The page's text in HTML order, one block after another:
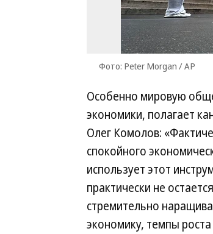
Фото: Peter Morgan / AP
Особенно мировую
экономики, полагает
Олег Комолов:
спокойного
использует этот
практически не
стремительно
экономику, темпы